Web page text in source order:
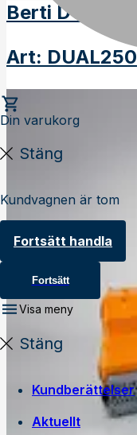
Din varukorg
Stäng
Kundvagnen är tom
Fortsätt handla
Fortsätt
Visa meny
Stäng
Kundberättelser
Aktuellt
Berti DUAL250
Art: DUAL250